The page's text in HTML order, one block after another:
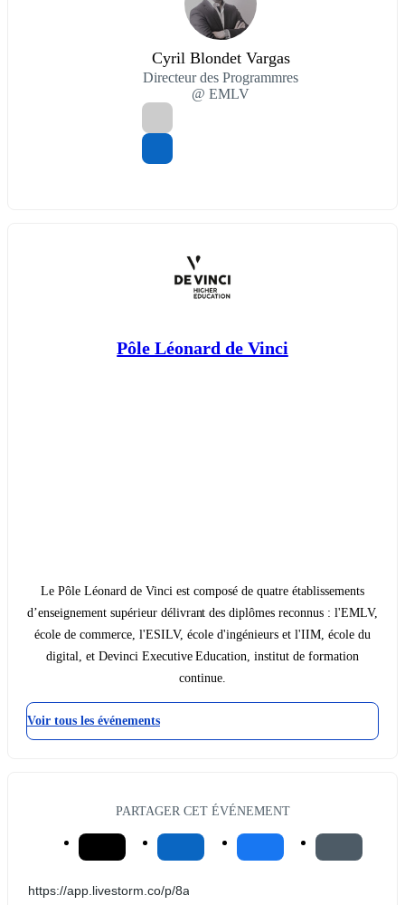
Cyril Blondet Vargas
Directeur des Programmres
@ EMLV
Pôle Léonard de Vinci
Le Pôle Léonard de Vinci est composé de quatre établissements
d’enseignement supérieur délivrant des diplômes reconnus : l'EMLV,
école de commerce, l'ESILV, école d'ingénieurs et l'IIM, école du
digital, et Devinci Executive Education, institut de formation
continue.
Voir tous les événements
PARTAGER CET ÉVÉNEMENT